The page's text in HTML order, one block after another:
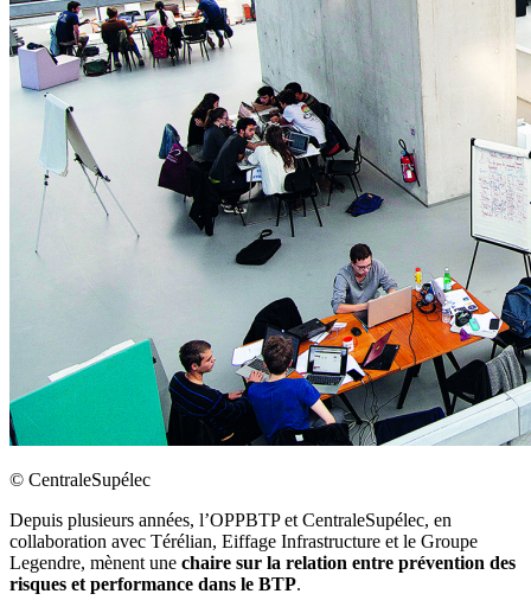
© CentraleSupélec
Depuis plusieurs années, l’OPPBTP et CentraleSupélec, en
collaboration avec Térélian, Eiffage Infrastructure et le Groupe
Legendre, mènent une chaire sur la relation entre prévention des
risques et performance dans le BTP.